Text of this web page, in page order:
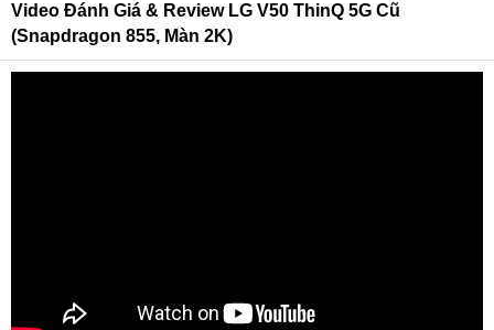
Video Đánh Giá & Review LG V50 ThinQ 5G Cũ
(Snapdragon 855, Màn 2K)